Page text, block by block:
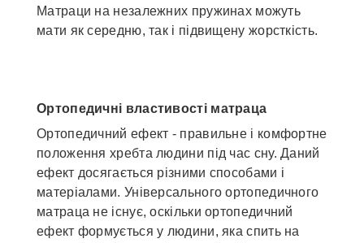
Матраци на незалежних пружинах можуть
мати як середню, так і підвищену жорсткість.
Ортопедичні властивості матраца
Ортопедичний ефект - правильне і комфортне
положення хребта людини під час сну. Даний
ефект досягається різними способами і
матеріалами. Універсального ортопедичного
матраца не існує, оскільки ортопедичний
ефект формується у людини, яка спить на